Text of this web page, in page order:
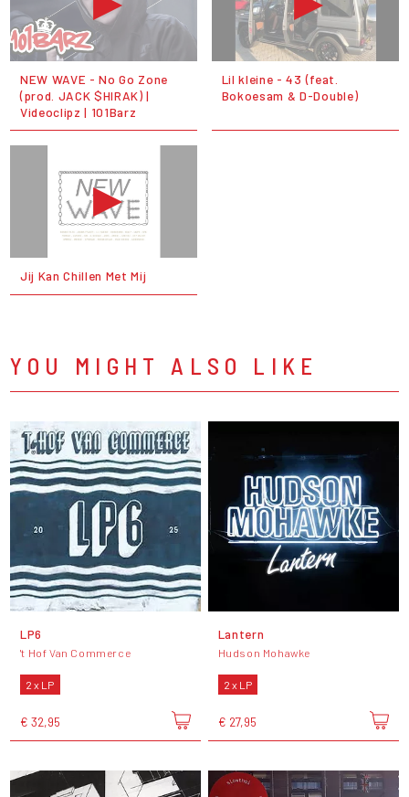
NEW WAVE - No Go Zone
(prod. JACK $HIRAK) |
Videoclipz | 101Barz
Lil kleine - 43 (feat.
Bokoesam & D-Double)
Jij Kan Chillen Met Mij
YOU MIGHT ALSO LIKE
LP6
't Hof Van Commerce
2 x LP
€ 32,95
Lantern
Hudson Mohawke
2 x LP
€ 27,95